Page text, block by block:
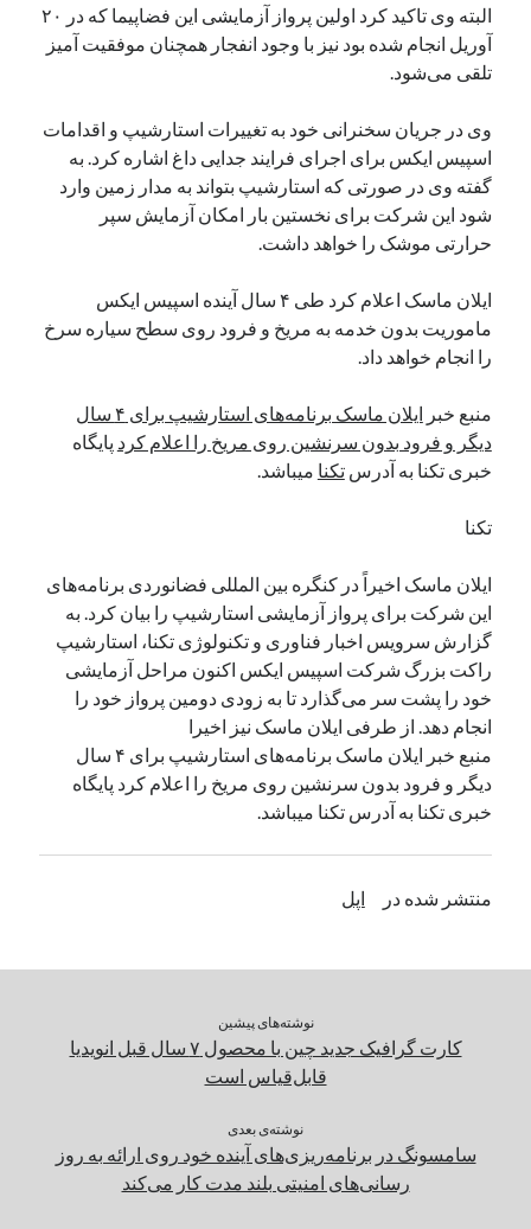
فوریه 2025
ژانویه 2025
دسامبر 2024
اکتبر 2024
سپتامبر 2024
آگوست 2024
جولای 2024
ژوئن 2024
آوریل 2024
مارس 2024
فوریه 2024
دسامبر 2023
نوامبر 2023
اکتبر 2023
آگوست 2023
دسامبر 2022
دسته‌ها
اپل
دسته‌بندی نشده
البته وی تاکید کرد اولین پرواز آزمایشی این فضاپیما که در ۲۰
آوریل انجام شده بود نیز با وجود انفجار همچنان موفقیت آمیز
تلقی می‌شود.
وی در جریان سخنرانی خود به تغییرات استارشیپ و اقدامات
اسپیس ایکس برای اجرای فرایند جدایی داغ اشاره کرد. به
گفته وی در صورتی که استارشیپ بتواند به مدار زمین وارد
شود این شرکت برای نخستین بار امکان آزمایش سپر
حرارتی موشک را خواهد داشت.
ایلان ماسک اعلام کرد طی ۴ سال آینده اسپیس ایکس
ماموریت بدون خدمه به مریخ و فرود روی سطح سیاره سرخ
را انجام خواهد داد.
منبع خبر
ایلان ماسک برنامه‌های استارشیپ برای ۴ سال
دیگر و فرود بدون سرنشین روی مریخ را اعلام کرد پایگاه
خبری تکنا به آدرستکنا میباشد.
تکنا
ایلان ماسک اخیراً در کنگره بین المللی فضانوردی برنامه‌های
این شرکت برای پرواز آزمایشی استارشیپ را بیان کرد. به
گزارش سرویس اخبار فناوری و تکنولوژی تکنا، استارشیپ
راکت بزرگ شرکت اسپیس ایکس اکنون مراحل آزمایشی
خود را پشت سر می‌گذارد تا به زودی دومین پرواز خود را
انجام دهد. از طرفی ایلان ماسک نیز اخیرا
منبع خبر ایلان ماسک برنامه‌های استارشیپ برای ۴ سال
دیگر و فرود بدون سرنشین روی مریخ را اعلام کرد پایگاه
خبری تکنا به آدرس تکنا میباشد.
منتشر شده در اپل
نوشته‌های پیشین
کارت گرافیک جدید چین با محصول ۷ سال قبل انویدیا
قابل‌قیاس است
نوشته‌ی بعدی
سامسونگ در برنامه‌ریزی‌های آینده خود روی ارائه به روز
رسانی‌های امنیتی بلند مدت کار می‌کند